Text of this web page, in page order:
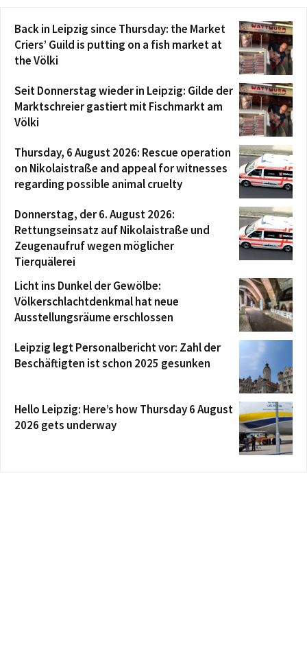
Back in Leipzig since Thursday: the Market
Criers’ Guild is putting on a fish market at
the Völki
Seit Donnerstag wieder in Leipzig: Gilde der
Marktschreier gastiert mit Fischmarkt am
Völki
Thursday, 6 August 2026: Rescue operation
on Nikolaistraße and appeal for witnesses
regarding possible animal cruelty
Donnerstag, der 6. August 2026:
Rettungseinsatz auf Nikolaistraße und
Zeugenaufruf wegen möglicher
Tierquälerei
Licht ins Dunkel der Gewölbe:
Völkerschlachtdenkmal hat neue
Ausstellungsräume erschlossen
Leipzig legt Personalbericht vor: Zahl der
Beschäftigten ist schon 2025 gesunken
Hello Leipzig: Here’s how Thursday 6 August
2026 gets underway